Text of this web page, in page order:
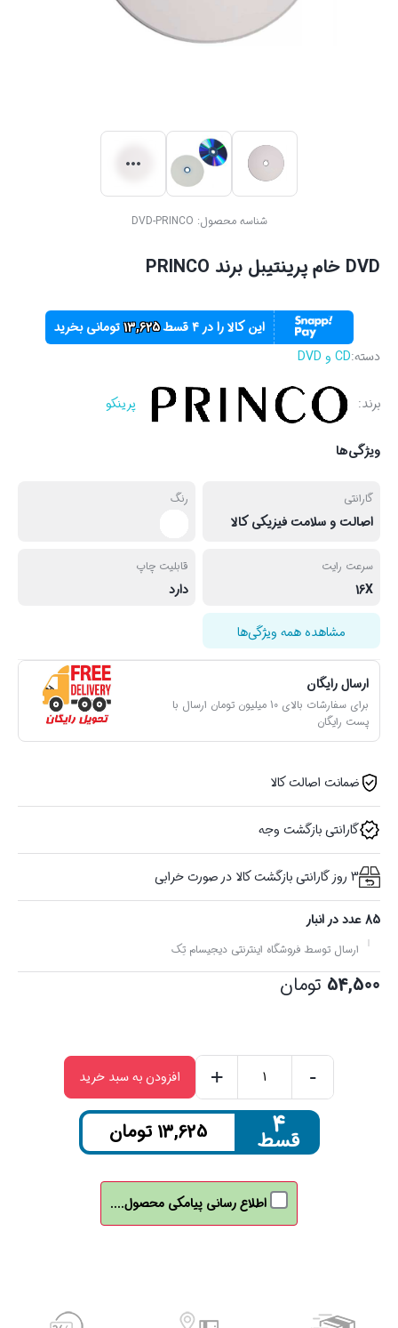
شناسه محصول: DVD-PRINCO
DVD خام پرینتیبل برند PRINCO
این کالا را در ۴ قسط 13,625تومانی بخرید
دسته:CD و DVD
برند: پرینکو
ویژگی‌ها
گارانتی
اصالت و سلامت فیزیکی کالا
رنگ
سرعت رایت
16X
قابلیت چاپ
دارد
مشاهده همه ویژگی‌ها
ارسال رایگان
برای سفارشات بالای 10 میلیون تومان ارسال با
پست رایگان
ضمانت اصالت کالا
گارانتی بازگشت وجه
3 روز گارانتی بازگشت کالا در صورت خرابی
85 عدد در انبار
ارسال توسط فروشگاه اینترنتی دیجیسام تِک
54,500 تومان
خام
پرینتیبل
PRINCO
-
+ افزودن به سبد خرید
۴
قسط 13,625 تومان
اطلاع رسانی پیامکی محصول....